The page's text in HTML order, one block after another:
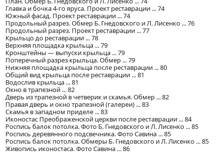
Главка и бочка 4-го яруса. Проект реставрации ... 74
Южный фасад. Проект реставрации ... 74
Продольный разрез. Обмер Б. Гнедовского и Л. Лисенко ... 76
Продольный разрез. Проект реставрации ... 77
Крыльцо до реставрации ... 78
Верхняя площадка крыльца ... 79
Кронштейны — выпуски крыльца ... 79
Поперечный разрез крыльца. Обмер ... 79
Нижняя площадка крыльца после реставрации ... 80
Общий вид крыльца после реставрации ... 81
Водослив крыльца ... 81
Окно в трапезной ... 82
Дверь из трапезной в четверик и скамья. Обмер ... 82
Правая дверь и окно трапезной (галереи) ... 83
Скамья в западном приделе ... 83
Иконостас Преображенской церкви после реставрации ... 84
Роспись балок потолка. Фото Б. Гнедовского и Л. Лисенко ... 85
Роспись деревянного подсвечника. Фото Савина ... 85
Роспись балок потолка. Обмеры Б. Гнедовского и Л. Лисенко ... 85
Живопись иконостаса. Фото Савина ... 86